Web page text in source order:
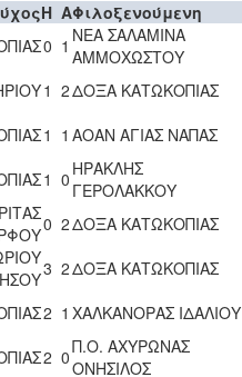
H AΦιλοξενούμενη
0 1 ΝΕΑ ΣΑΛΑΜΙΝΑ
ΑΜΜΟΧΩΣΤΟΥ
1 2ΔΟΞΑ ΚΑΤΩΚΟΠΙΑΣ
1 1 ΑΟΑΝ ΑΓΙΑΣ ΝΑΠΑΣ
1 0 ΗΡΑΚΛΗΣ
ΓΕΡΟΛΑΚΚΟΥ
0 2ΔΟΞΑ ΚΑΤΩΚΟΠΙΑΣ
3 2ΔΟΞΑ ΚΑΤΩΚΟΠΙΑΣ
2 1 ΧΑΛΚΑΝΟΡΑΣ ΙΔΑΛΙΟΥ
2 0Π.Ο. ΑΧΥΡΩΝΑΣ
ΟΝΗΣΙΛΟΣ